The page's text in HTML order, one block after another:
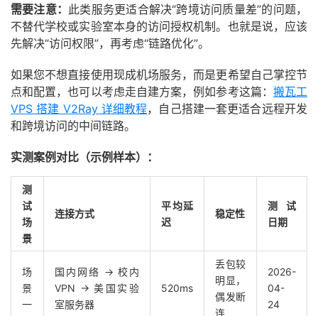
需要注意： 此类服务更适合解决“跨境访问质量差”的问题，
不替代学校或实验室本身的访问授权机制。也就是说，应该
先解决“访问权限”，再考虑“链路优化”。
如果您不想直接使用现成机场服务，而是更希望自己掌控节
点和配置，也可以考虑走自建方案，例如参考这篇： 搬瓦工
VPS 搭建 V2Ray 详细教程，自己搭建一套更适合远程开发
和跨境访问的中间链路。
实测案例对比（示例样本）：
测
试
场
景
连接方式
平均延
迟
稳定性
测试
日期
场
景
一
国内网络 → 校内
VPN → 美国实验
室服务器
520ms
丢包较
明显，
偶发断
连
2026-
04-
24